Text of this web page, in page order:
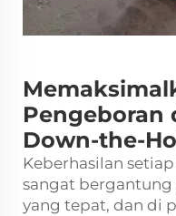
Pengeboran
Down-the-
Keberhasilan
sangat
yang tepat, dan di